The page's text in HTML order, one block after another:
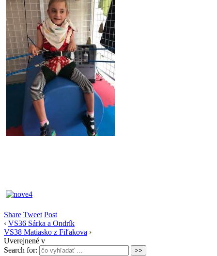
Share Tweet Post
‹ VS36 Sárka a Ondrík
VS38 Matiasko z Fiľakova ›
Uverejnené v
Search for: